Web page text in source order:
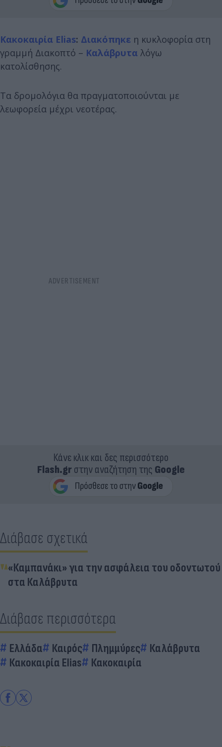
Κακοκαιρία Elias: Διακόπηκε η κυκλοφορία στη
γραμμή Διακοπτό – Καλάβρυτα λόγω
κατολίσθησης.
Τα δρομολόγια θα πραγματοποιούνται με
λεωφορεία μέχρι νεοτέρας.
Κάνε κλικ και δες περισσότερο
Flash.grστην αναζήτηση της Google
Διάβασε σχετικά
«Καμπανάκι» για την ασφάλεια του οδοντωτού
στα Καλάβρυτα
Διάβασε περισσότερα
Ελλάδα Καιρός Πλημμύρες
Καλάβρυτα
Κακοκαιρία Elias
Κακοκαιρία